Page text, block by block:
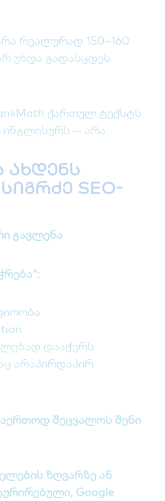
რეალურად 150–160
უნდა გადასცდეს
ქართულ ტექსტს
— არა.
ახდენს
SEO-
გავლენა
დააჭერს
არაპირდაპირ
შეცვალოს შენი
ზღვარზე ან
Google